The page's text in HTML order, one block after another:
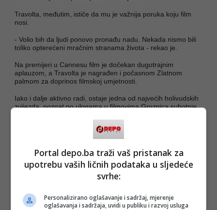
Travolta, međutim, ističe da mu je važnija poruka koju film
nosi.
- Volio bih da ljudi ponovo pronađu nadu. Nekada nismo bili
toliko opterećeni mračnim stranama života - rekao je.
Na premijeri u Cannesu film je dočekan dugotrajnim
aplauzom, a Travolta je nagrađen i počasnom Zlatnom
palmom za doprinos filmskoj umjetnosti.
Iako i dalje aktivno radi, ostaje jedna od najvećih holivudskih
zvijezda, poznat po ulogama u filmovima Groznica subotnje
PODIJELI NA
pratite putem društvenih mreža
Portal depo.ba traži vaš pristanak za
upotrebu vaših ličnih podataka u sljedeće
svrhe:
Personalizirano oglašavanje i sadržaj, mjerenje
oglašavanja i sadržaja, uvidi u publiku i razvoj usluga